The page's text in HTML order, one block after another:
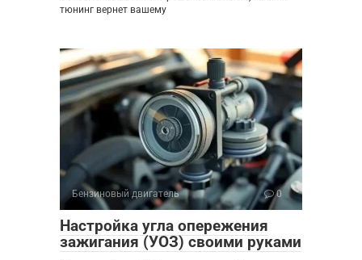
тюнинг вернет вашему
Бензиновый двигатель 0
Настройка угла опережения
зажигания (УОЗ) своими руками